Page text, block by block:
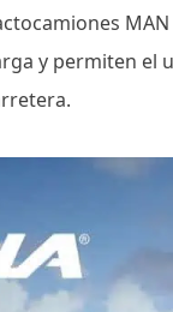
MAN
y permiten el